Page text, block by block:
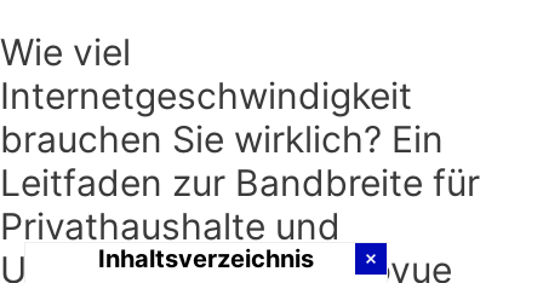
Wie viel
Internetgeschwindigkeit
brauchen Sie wirklich? Ein
Leitfaden zur Bandbreite für
Privathaushalte und
Unternehmen | Junhaoyue
Inhaltsverzeichnis